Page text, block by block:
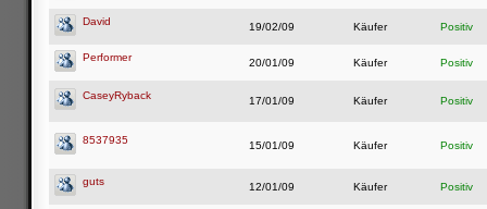
David 19/02/09 Käufer Positiv
Performer 20/01/09 Käufer Positiv
CaseyRyback 17/01/09 Käufer Positiv
8537935 15/01/09 Käufer Positiv
guts 12/01/09 Käufer Positiv